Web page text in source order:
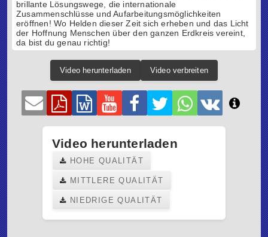
brillante Lösungswege, die internationale
Zusammenschlüsse und Aufarbeitungsmöglichkeiten
eröffnen! Wo Helden dieser Zeit sich erheben und das Licht
der Hoffnung Menschen über den ganzen Erdkreis vereint,
da bist du genau richtig!
Video herunterladen Video verbreiten
Video herunterladen
HOHE QUALITÄT
MITTLERE QUALITÄT
NIEDRIGE QUALITÄT